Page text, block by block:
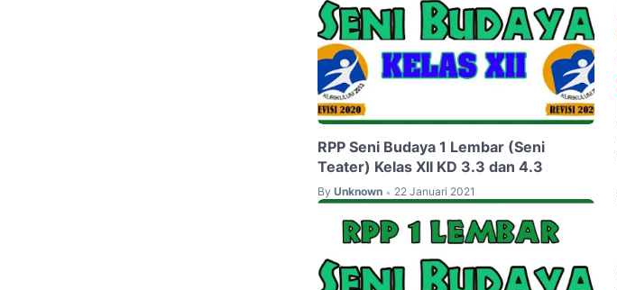
RPP Seni Budaya 1 Lembar (Seni
Teater) Kelas XII KD 3.3 dan 4.3
By Unknown • 22 Januari 2021